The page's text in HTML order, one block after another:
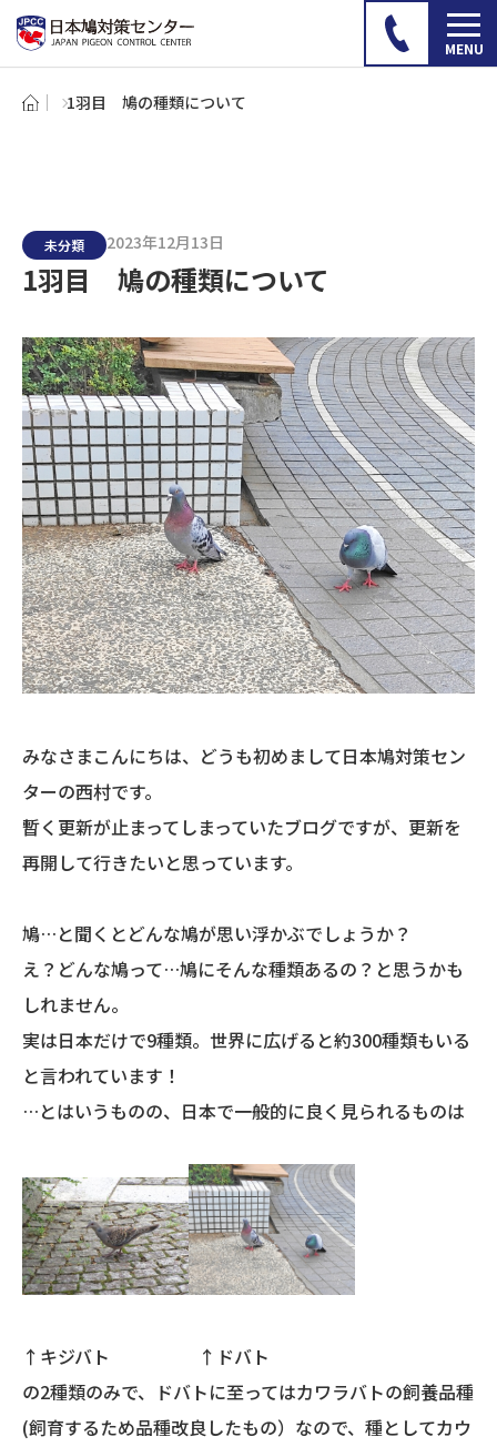
1羽目 鳩の種類について
未分類 2023年12月13日
1羽目 鳩の種類について
みなさまこんにちは、どうも初めまして日本鳩対策セン
ターの西村です。
暫く更新が止まってしまっていたブログですが、更新を
再開して行きたいと思っています。
鳩…と聞くとどんな鳩が思い浮かぶでしょうか？
え？どんな鳩って…鳩にそんな種類あるの？と思うかも
しれません。
実は日本だけで9種類。世界に広げると約300種類もいる
と言われています！
…とはいうものの、日本で一般的に良く見られるものは
↑キジバト ↑ドバト
の2種類のみで、ドバトに至ってはカワラバトの飼養品種
(飼育するため品種改良したもの）なので、種としてカウ